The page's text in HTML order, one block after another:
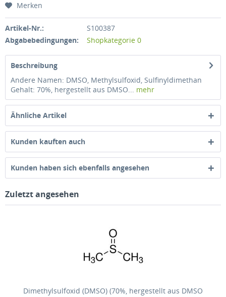
Merken
Artikel-Nr.:
S100387
Abgabebedingungen:
Shopkategorie 0
Beschreibung
Andere Namen: DMSO, Methylsulfoxid, Sulfinyldimethan
Gehalt: 70%, hergestellt aus DMSO... mehr
Ähnliche Artikel
Kunden kauften auch
Kunden haben sich ebenfalls angesehen
Zuletzt angesehen
Dimethylsulfoxid (DMSO) (70%, hergestellt aus DMSO